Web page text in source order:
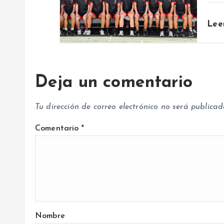
a
d
a
Deja un comentario
Tu dirección de correo electrónico no será
Comentario *
Nombre